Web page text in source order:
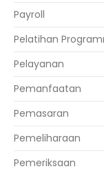
Payroll
Pelatihan
Pelayanan
Pemanfaatan
Pemasaran
Pemeliharaan
Pemeriksaan